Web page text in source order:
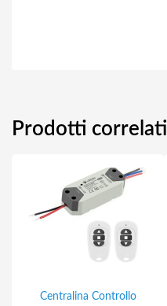
Prodotti correlati
Centralina Controllo